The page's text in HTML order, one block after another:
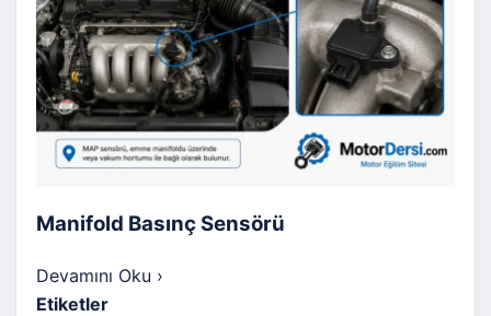
Manifold Basınç Sensörü
Devamını Oku ›
Etiketler